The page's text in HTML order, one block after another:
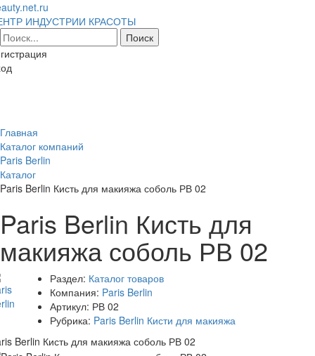
ИНДУСТРИИ КРАСОТЫ
Главная
Каталог компаний
Paris Berlin
Каталог
Paris Berlin Кисть для макияжа соболь РВ 02
Paris Berlin Кисть для
макияжа соболь РВ 02
Раздел: Каталог товаров
Компания: Paris Berlin
Артикул: РВ 02
Рубрика: Paris Berlin Кисти для макияжа
Berlin Кисть для макияжа соболь РВ 02